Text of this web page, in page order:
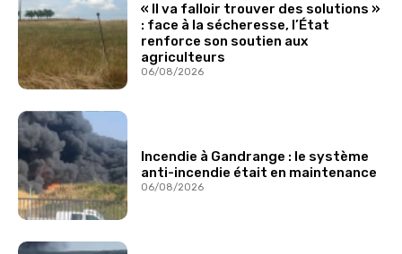
« Il va falloir trouver des solutions »
: face à la sécheresse, l’État
renforce son soutien aux
agriculteurs
06/08/2026
Incendie à Gandrange : le système
anti-incendie était en maintenance
06/08/2026